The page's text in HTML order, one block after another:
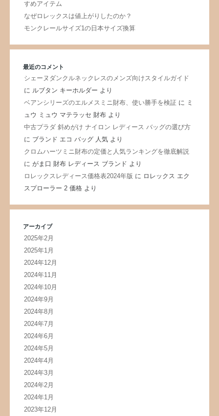
すめアイテム
なぜロレックスは値上がりしたのか？
モンクレールサイズ1の日本サイズ換算
最近のコメント
シェーヌダンクルネックレスのメンズ向けスタイルガイド
に ルブタン キーホルダー より
ベアンシリーズのエルメスミニ財布、使い勝手を検証に ミ
ュウ ミュウ マテラッセ 財布より
中古プラダ 斜めがけ ナイロン レディース バッグの選び方
に ブランド エコ バッグ 人気より
クロムハーツミニ財布の定価と人気ランキングを徹底解説
に がま口 財布 レディース ブランド より
ロレックスレディース価格表2024年版 に ロレックス エク
スプローラー 2 価格より
アーカイブ
2025年2月
2025年1月
2024年12月
2024年11月
2024年10月
2024年9月
2024年8月
2024年7月
2024年6月
2024年5月
2024年4月
2024年3月
2024年2月
2024年1月
2023年12月